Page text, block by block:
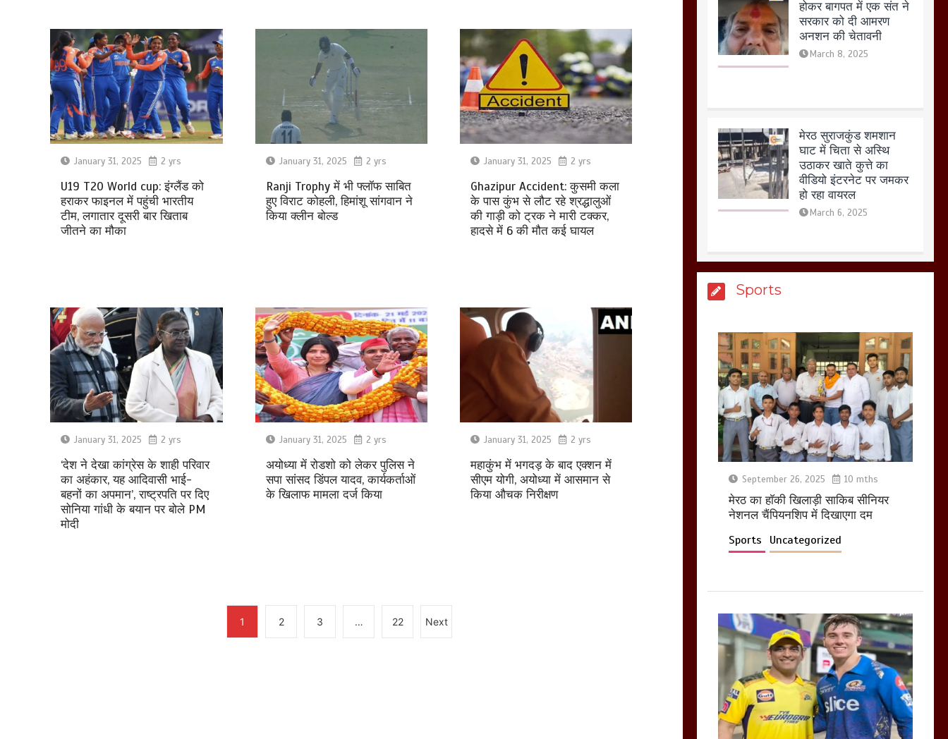
January 31, 2025 2 yrs
U19 T20 World cup: इंग्लैंड को
हराकर फाइनल में पहुंची भारतीय
टीम, लगातार दूसरी बार खिताब
जीतने का मौका
January 31, 2025 2 yrs
Ranji Trophy में भी फ्लॉफ साबित
हुए विराट कोहली, हिमांशू सांगवान ने
किया क्लीन बोल्ड
January 31, 2025 2 yrs
Ghazipur Accident: कुसमी कला
के पास कुंभ से लौट रहे श्रद्धालुओं
की गाड़ी को ट्रक ने मारी टक्कर,
हादसे में 6 की मौत कई घायल
January 31, 2025 2 yrs
‘देश ने देखा कांग्रेस के शाही परिवार
का अहंकार, यह आदिवासी भाई-
बहनों का अपमान’, राष्ट्रपति पर दिए
सोनिया गांधी के बयान पर बोले PM
मोदी
January 31, 2025 2 yrs
अयोध्या में रोडशो को लेकर पुलिस ने
सपा सांसद डिंपल यादव, कार्यकर्ताओं
के खिलाफ मामला दर्ज किया
January 31, 2025 2 yrs
महाकुंभ में भगदड़ के बाद एक्शन में
सीएम योगी, अयोध्या में आसमान से
किया औचक निरीक्षण
1 2 3 … 22 Next
March 8, 2025
वीडियो इंटरनेट पर जमकर
हो रहा वायरल
March 6, 2025
नहस,मोहल्ले वालों के साथ
आखिर क्यों जैनुल
सालीकिन को शहर काजी
नहीं बनने देना चाहते सुने
क्या कहा मौलाना कारी
शफीकुर्रहमान रहमान ने
March 11, 2025
बिजली विभाग से परेशान
होकर बागपत में एक संत ने
सरकार को दी आमरण
Sports
September 26, 2025 10 mths
मेरठ का हाॅकी खिलाड़ी साकिब सीनियर
नेशनल चैंपियनशिप में दिखाएगा दम
Sports Uncategorized